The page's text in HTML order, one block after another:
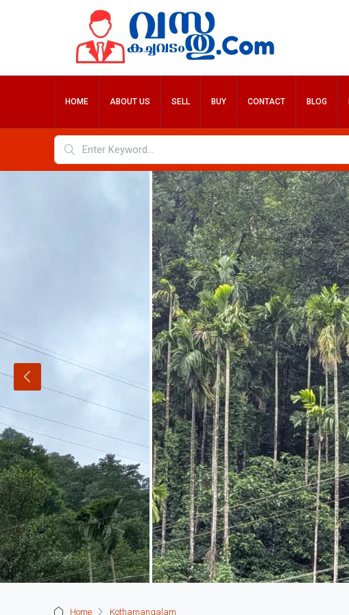
HOME ABOUT US SELL BUY CONTACT BLOG
Home Kothamangalam